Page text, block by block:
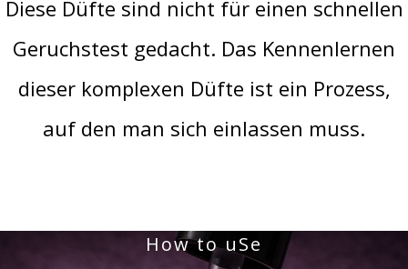
Diese Düfte sind nicht für einen schnellen
Geruchstest gedacht. Das Kennenlernen
dieser komplexen Düfte ist ein Prozess,
auf den man sich einlassen muss.
How to uSe